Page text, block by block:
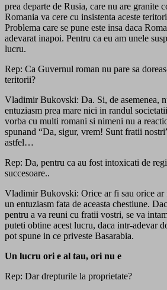
prea departe de Rusia, care nu are granite
Romania va cere cu insistenta aceste
Problema care se pune este insa daca
adevarat inapoi. Pentru ca eu am unele
lucru.
Rep: Ca Guvernul roman nu pare sa
teritorii?
Vladimir Bukovski: Da. Si, de asemenea,
entuziasm prea mare nici in randul
vorba cu multi romani si nimeni nu a
spunand “Da, sigur, vrem! Sunt fratii
astfel…
Rep: Da, pentru ca au fost intoxicati de
succesoare..
Vladimir Bukovski: Orice ar fi sau orice ar
un entuziasm fata de aceasta chestiune.
pentru a va reuni cu fratii vostri, se va
puteti obtine acest lucru, daca intr-adevar
pot spune in ce priveste Basarabia.
Un lucru ori e al tau, ori nu e
Rep: Dar drepturile la proprietate?